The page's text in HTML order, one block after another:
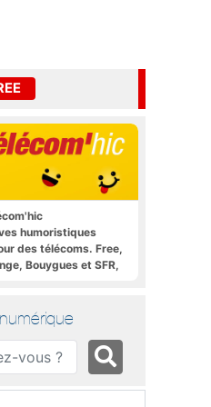
humoristiques
des télécoms. Free,
Bouygues et SFR,